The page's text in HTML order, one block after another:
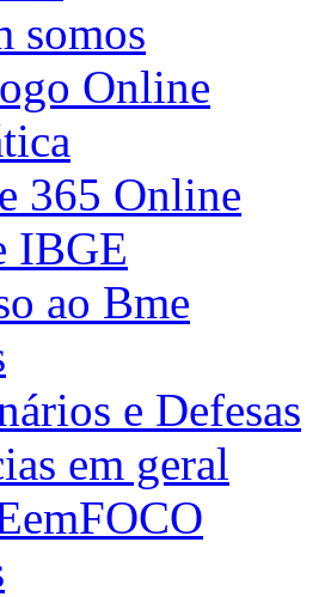
somos
Online
365 Online
IBGE
ao Bme
e Defesas
em geral